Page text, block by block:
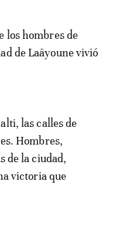
de Laâyoune vivió
las calles de
Hombres,
de la ciudad,
victoria que